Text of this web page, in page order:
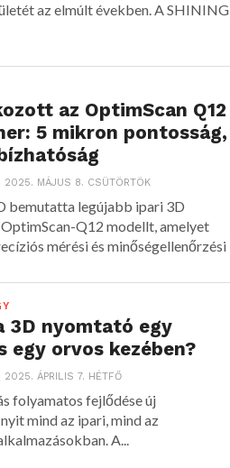
az elmúlt években. A SHINING
az OptimScan Q12
5 mikron pontosság,
2025. MÁJUS 8. CSÜTÖRTÖK
bemutatta legújabb ipari 3D
Q12 modellt, amelyet
mérési és minőségellenőrzési
3D nyomtató egy
egy orvos kezében?
2025. ÁPRILIS 7. HÉTFŐ
folyamatos fejlődése új
mind az ipari, mind az
A...